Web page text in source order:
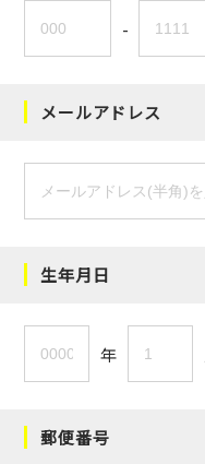
-
メールアドレス
生年月日
年
郵便番号